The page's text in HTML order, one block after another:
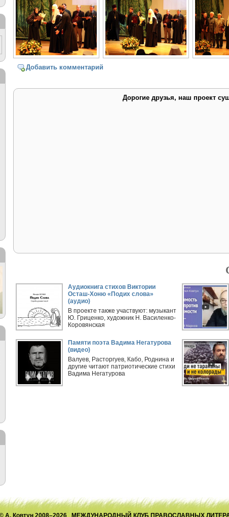
Добавить комментарий
Дорогие друзья, наш проект
Аудиокнига стихов Виктории
Осташ-Хоню «Подих слова»
(аудио)
В проекте также участвуют: музыкант
Ю. Гриценко, художник Н. Василенко-
Коровянская
Памяти поэта Вадима Негатурова
(видео)
Валуев, Расторгуев, Кабо, Роднина и
другие читают патриотические стихи
Вадима Негатурова
А. Ковтун 2008–2026 МЕЖДУНАРОДНЫЙ КЛУБ ПРАВОСЛАВНЫХ